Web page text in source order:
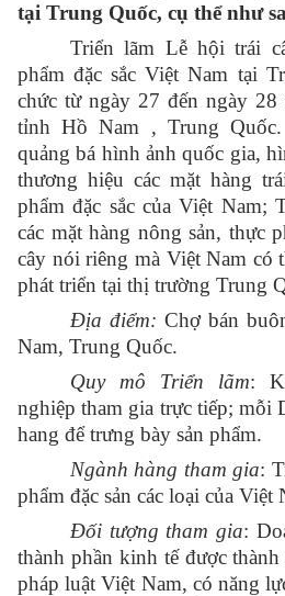
tại Trung Quốc, cụ thể như
Triển lãm Lễ hội trái
phẩm đặc sắc Việt Nam tại
chức từ ngày 27 đến ngày
tỉnh Hồ Nam , Trung
quảng bá hình ảnh quốc gia,
thương hiệu các mặt hàng
phẩm đặc sắc của Việt Nam;
các mặt hàng nông sản, thực
cây nói riêng mà Việt Nam có
phát triển tại thị trường Trung
Địa điểm: Chợ bán
Nam, Trung Quốc.
Quy mô Triển lãm:
nghiệp tham gia trực tiếp; mỗi
hang để trưng bày sản phẩm.
Ngành hàng tham gia:
phẩm đặc sản các loại của Việt
Đối tượng tham gia:
thành phần kinh tế được
pháp luật Việt Nam, có năng